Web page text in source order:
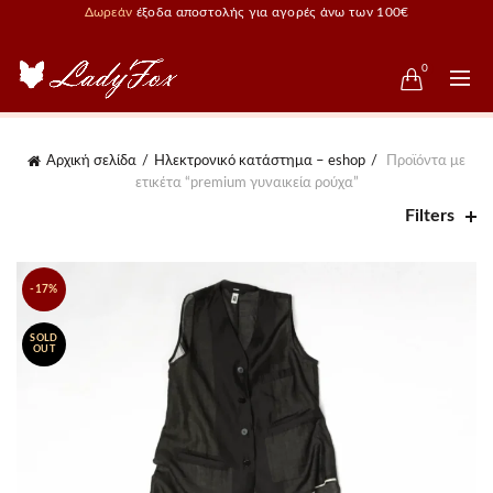
Δωρεάν έξοδα αποστολής για αγορές άνω των 100€
0
Αρχική σελίδα Ηλεκτρονικό κατάστημα – eshop
Προϊόντα με
ετικέτα “premium γυναικεία ρούχα”
Filters
-17%
SOLD
OUT